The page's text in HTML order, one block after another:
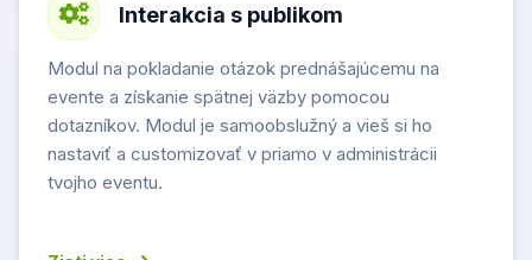
Interakcia s publikom
Modul na pokladanie otázok prednášajúcemu na
evente a získanie spätnej väzby pomocou
dotazníkov. Modul je samoobslužný a vieš si ho
nastaviť a customizovať v priamo v administrácii
tvojho eventu.